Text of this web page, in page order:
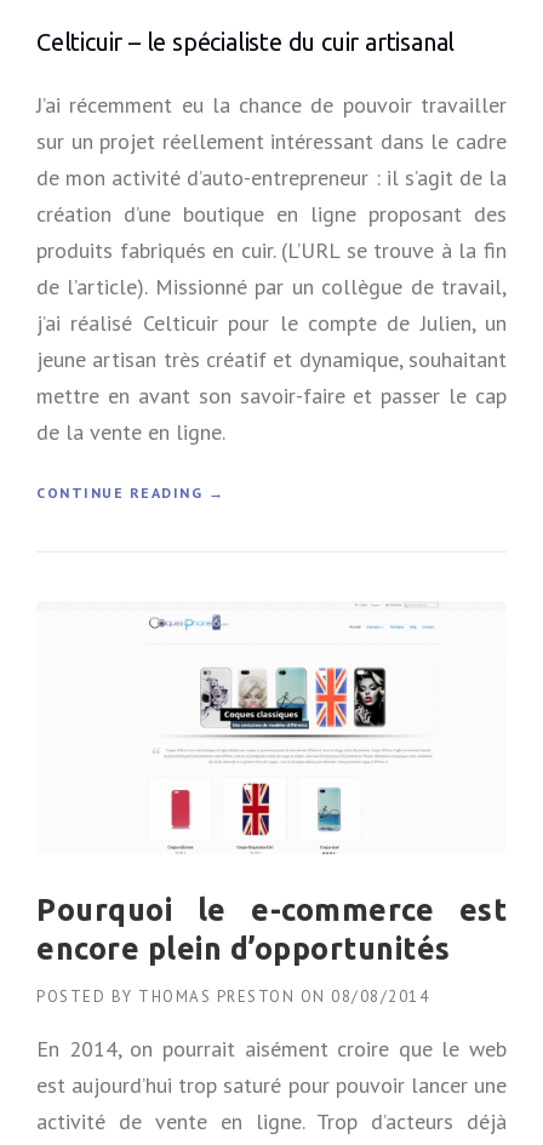
Celticuir – le spécialiste du cuir artisanal
J’ai récemment eu la chance de pouvoir travailler
sur un projet réellement intéressant dans le cadre
de mon activité d’auto-entrepreneur : il s’agit de la
création d’une boutique en ligne proposant des
produits fabriqués en cuir. (L’URL se trouve à la fin
de l’article). Missionné par un collègue de travail,
j’ai réalisé Celticuir pour le compte de Julien, un
jeune artisan très créatif et dynamique, souhaitant
mettre en avant son savoir-faire et passer le cap
de la vente en ligne.
CONTINUE READING «
T
U
I
R
:
E
I
R
R
A
→
Pourquoi le e-commerce est
encore plein d’opportunités
POSTED BY THOMAS PRESTON ON 08/08/2014
En 2014, on pourrait aisément croire que le web
est aujourd’hui trop saturé pour pouvoir lancer une
activité de vente en ligne. Trop d’acteurs déjà